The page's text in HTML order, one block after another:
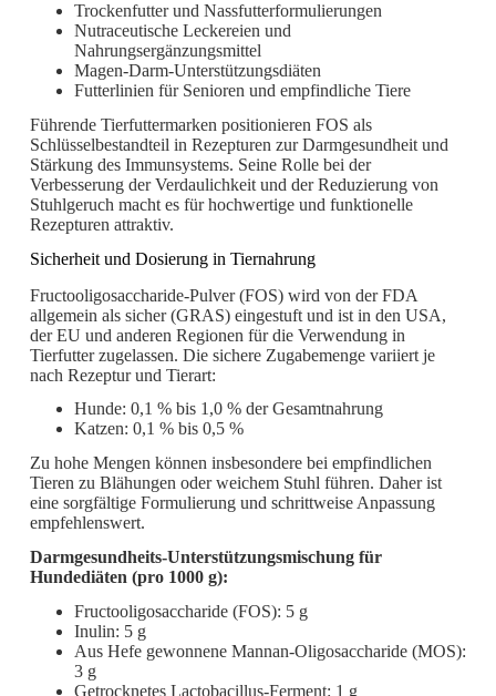
Trockenfutter und Nassfutterformulierungen
Nutraceutische Leckereien und
Nahrungsergänzungsmittel
Magen-Darm-Unterstützungsdiäten
Futterlinien für Senioren und empfindliche Tiere
Führende Tierfuttermarken positionieren FOS als
Schlüsselbestandteil in Rezepturen zur Darmgesundheit und
Stärkung des Immunsystems. Seine Rolle bei der
Verbesserung der Verdaulichkeit und der Reduzierung von
Stuhlgeruch macht es für hochwertige und funktionelle
Rezepturen attraktiv.
Sicherheit und Dosierung in Tiernahrung
Fructooligosaccharide-Pulver (FOS) wird von der FDA
allgemein als sicher (GRAS) eingestuft und ist in den USA,
der EU und anderen Regionen für die Verwendung in
Tierfutter zugelassen. Die sichere Zugabemenge variiert je
nach Rezeptur und Tierart:
Hunde: 0,1 % bis 1,0 % der Gesamtnahrung
Katzen: 0,1 % bis 0,5 %
Zu hohe Mengen können insbesondere bei empfindlichen
Tieren zu Blähungen oder weichem Stuhl führen. Daher ist
eine sorgfältige Formulierung und schrittweise Anpassung
empfehlenswert.
Darmgesundheits-Unterstützungsmischung für
Hundediäten (pro 1000 g):
Fructooligosaccharide (FOS): 5 g
Inulin: 5 g
Aus Hefe gewonnene Mannan-Oligosaccharide (MOS):
3 g
Getrocknetes Lactobacillus-Ferment: 1 g